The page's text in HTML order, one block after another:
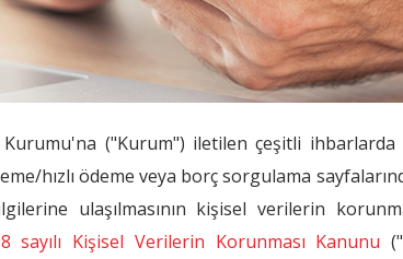
("Kurum") iletilen çeşitli
hızlı ödeme veya borç sorgulama
ulaşılmasının kişisel verilerin
sayılı Kişisel Verilerin Korunması Kanunu ("